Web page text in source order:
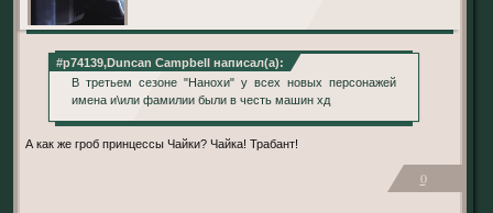
#p74139,Duncan Campbell написал(а):
В третьем сезоне "Нанохи" у всех новых персонажей
имена и\или фамилии были в честь машин хд
А как же гроб принцессы Чайки? Чайка! Трабант!
0